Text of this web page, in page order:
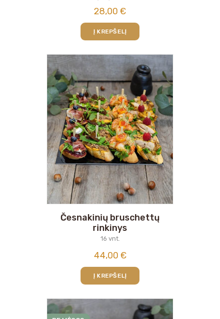
28,00 €
Į KREPŠELĮ
Česnakinių bruschettų
rinkinys
16 vnt.
44,00 €
Į KREPŠELĮ